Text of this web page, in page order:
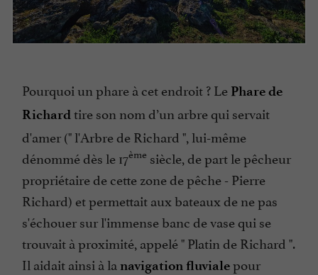
Pourquoi un phare à cet endroit ? Le Phare de
Richardtire son nom d’un arbre qui servait
d'amer (" l'Arbre de Richard ", lui-même
dénommé dès le 17ème siècle, de part le pêcheur
propriétaire de cette zone de pêche - Pierre
Richard) et permettait aux bateaux de ne pas
s'échouer sur l'immense banc de vase qui se
trouvait à proximité, appelé " Platin de Richard ".
Il aidait ainsi à la navigation fluvialepour